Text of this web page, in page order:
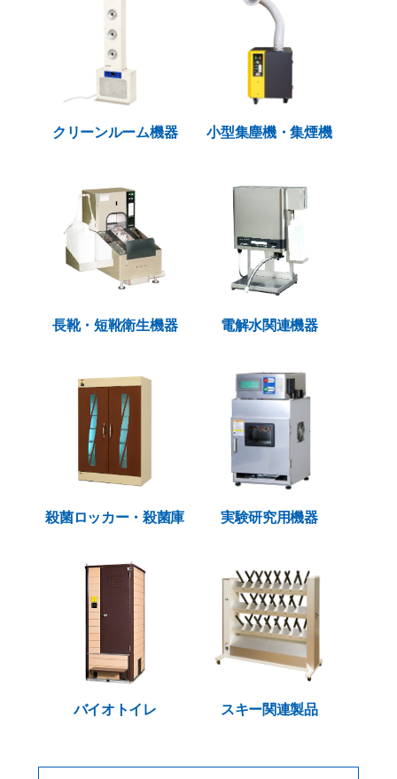
クリーンルーム機器 小型集塵機・集煙機
長靴・短靴衛生機器 電解水関連機器
殺菌ロッカー・殺菌庫 実験研究用機器
バイオトイレ スキー関連製品